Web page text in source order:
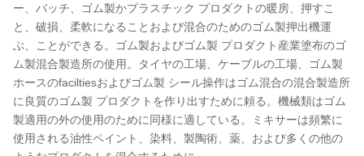
ー、バッチ、ゴム製かプラスチック プロダクトの暖房、押すこ
と、破損、柔軟になることおよび混合のためのゴム製押出機運
ぶ、ことができる。ゴム製およびゴム製 プロダクト産業塗布のゴ
ム製混合製造所の使用。タイヤの工場、ケーブルの工場、ゴム製
ホースのfaciltiesおよびゴム製 シール操作はゴム混合の混合製造所
に良質のゴム製 プロダクトを作り出すために頼る。機械類はゴム
製適用の外の使用のために同様に適している。ミキサーは頻繁に
使用される油性ペイント、染料、製陶術、薬、および多くの他の